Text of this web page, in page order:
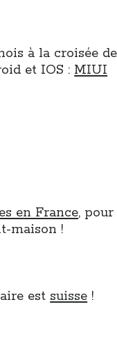
à la croisée
et IOS : MIUI
en France,
maison !
est suisse !